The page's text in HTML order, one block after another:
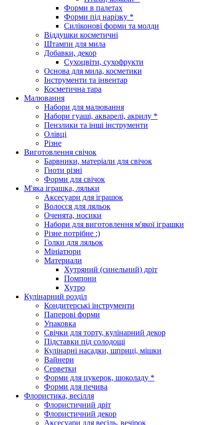
Форми в палетах
Форми під нарізку *
Силіконові форми та молди
Віддушки косметичні
Штампи для мила
Добавки, декор
Сухоцвіти, сухофрукти
Основа для мила, косметики
Інструменти та інвентар
Косметична тара
Малювання
Набори для малювання
Набори гуаші, акварелі, акрилу *
Пензлики та інші інструменти
Олівці
Різне
Виготовлення свічок
Барвники, матеріали для свічок
Гноти різні
Форми для свічок
М'яка іграшка, ляльки
Аксесуари для іграшок
Волосся для ляльок
Оченята, носики
Набори для виготовлення м'якої іграшки
Різне потрібне :)
Голки для ляльок
Мініатюри
Материали
Хутряний (синельний) дріт
Помпони
Хутро
Кулінарний розділ
Кондитерські інструменти
Паперові форми
Упаковка
Свічки для торту, кулінарний декор
Підставки під солодощі
Кулінарні насадки, шприці, мішки
Вайнери
Серветки
Форми для цукерок, шоколаду *
Форми для печива
Флористика, весілля
Флористичний дріт
Флористичний декор
Аксесуари для весіль, вечірок